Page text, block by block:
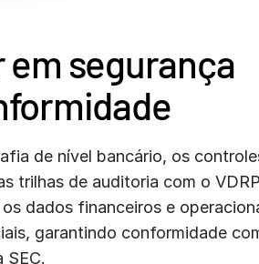
em segurança
de nível bancário, os
trilhas de auditoria com o
dados financeiros e
garantindo conformidade
SEC.